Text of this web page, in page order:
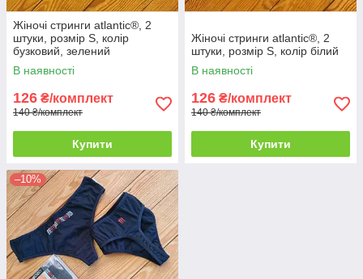
Жіночі стринги atlantic®, 2
штуки, розмір S, колір
бузковий, зелений
В наявності
126 ₴/комплект
140 ₴/комплект
Купити
Жіночі стринги atlantic®, 2
штуки, розмір S, колір білий
В наявності
126 ₴/комплект
140 ₴/комплект
Купити
–10%